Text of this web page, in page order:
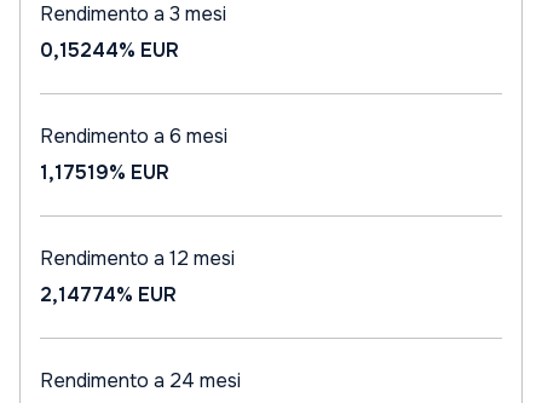
Rendimento a 3 mesi
0,15244% EUR
Rendimento a 6 mesi
1,17519% EUR
Rendimento a 12 mesi
2,14774% EUR
Rendimento a 24 mesi